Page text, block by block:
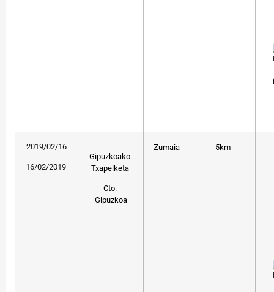
2019/02/16
16/02/2019
Gipuzkoako
Txapelketa
Cto.
Gipuzkoa
Zumaia 5km